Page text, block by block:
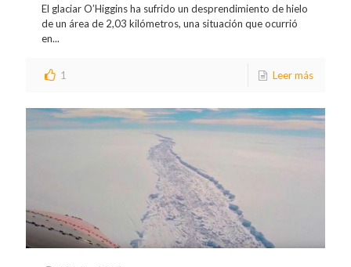
El glaciar O’Higgins ha sufrido un desprendimiento de hielo
de un área de 2,03 kilómetros, una situación que ocurrió
en...
1 Leer más